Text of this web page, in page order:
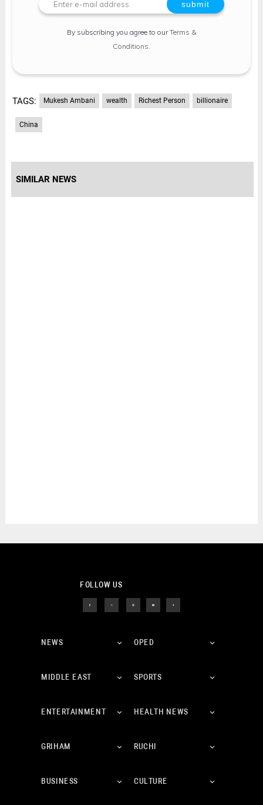
By subscribing you agree to ourTerms &
Conditions
TAGS: Mukesh Ambani wealth Richest Person billionaire
China
SIMILAR NEWS
FOLLOW US
NEWS OPED
MIDDLE EAST SPORTS
ENTERTAINMENT HEALTH NEWS
GRIHAM RUCHI
BUSINESS CULTURE